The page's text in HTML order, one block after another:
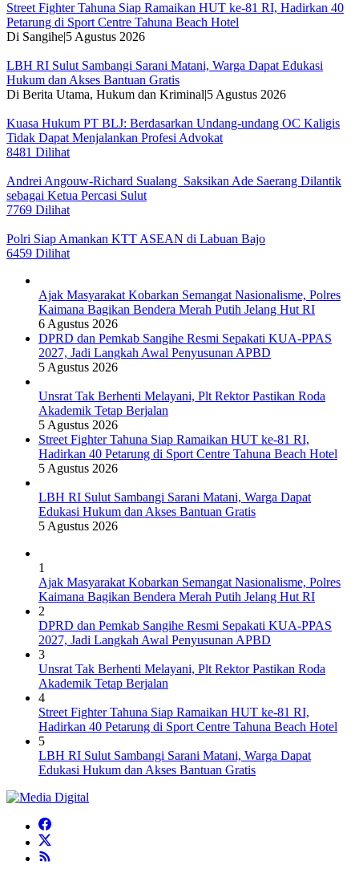
Street Fighter Tahuna Siap Ramaikan HUT ke-81 RI, Hadirkan 40
Petarung di Sport Centre Tahuna Beach Hotel
Di Sangihe 5 Agustus 2026
LBH RI Sulut Sambangi Sarani Matani, Warga Dapat Edukasi
Hukum dan Akses Bantuan Gratis
Di Berita Utama, Hukum dan Kriminal 5 Agustus 2026
Kuasa Hukum PT BLJ: Berdasarkan Undang-undang OC Kaligis
Tidak Dapat Menjalankan Profesi Advokat
8481 Dilihat
Andrei Angouw-Richard Sualang Saksikan Ade Saerang Dilantik
sebagai Ketua Percasi Sulut
7769 Dilihat
Polri Siap Amankan KTT ASEAN di Labuan Bajo
6459 Dilihat
Ajak Masyarakat Kobarkan Semangat Nasionalisme, Polres
Kaimana Bagikan Bendera Merah Putih Jelang Hut RI
6 Agustus 2026
DPRD dan Pemkab Sangihe Resmi Sepakati KUA-PPAS
2027, Jadi Langkah Awal Penyusunan APBD
5 Agustus 2026
Unsrat Tak Berhenti Melayani, Plt Rektor Pastikan Roda
Akademik Tetap Berjalan
5 Agustus 2026
Street Fighter Tahuna Siap Ramaikan HUT ke-81 RI,
Hadirkan 40 Petarung di Sport Centre Tahuna Beach Hotel
5 Agustus 2026
LBH RI Sulut Sambangi Sarani Matani, Warga Dapat
Edukasi Hukum dan Akses Bantuan Gratis
5 Agustus 2026
1
Ajak Masyarakat Kobarkan Semangat Nasionalisme, Polres
Kaimana Bagikan Bendera Merah Putih Jelang Hut RI
2
DPRD dan Pemkab Sangihe Resmi Sepakati KUA-PPAS
2027, Jadi Langkah Awal Penyusunan APBD
3
Unsrat Tak Berhenti Melayani, Plt Rektor Pastikan Roda
Akademik Tetap Berjalan
4
Street Fighter Tahuna Siap Ramaikan HUT ke-81 RI,
Hadirkan 40 Petarung di Sport Centre Tahuna Beach Hotel
5
LBH RI Sulut Sambangi Sarani Matani, Warga Dapat
Edukasi Hukum dan Akses Bantuan Gratis